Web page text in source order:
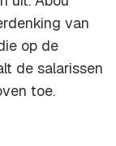
van
op de
de salarissen
toe.